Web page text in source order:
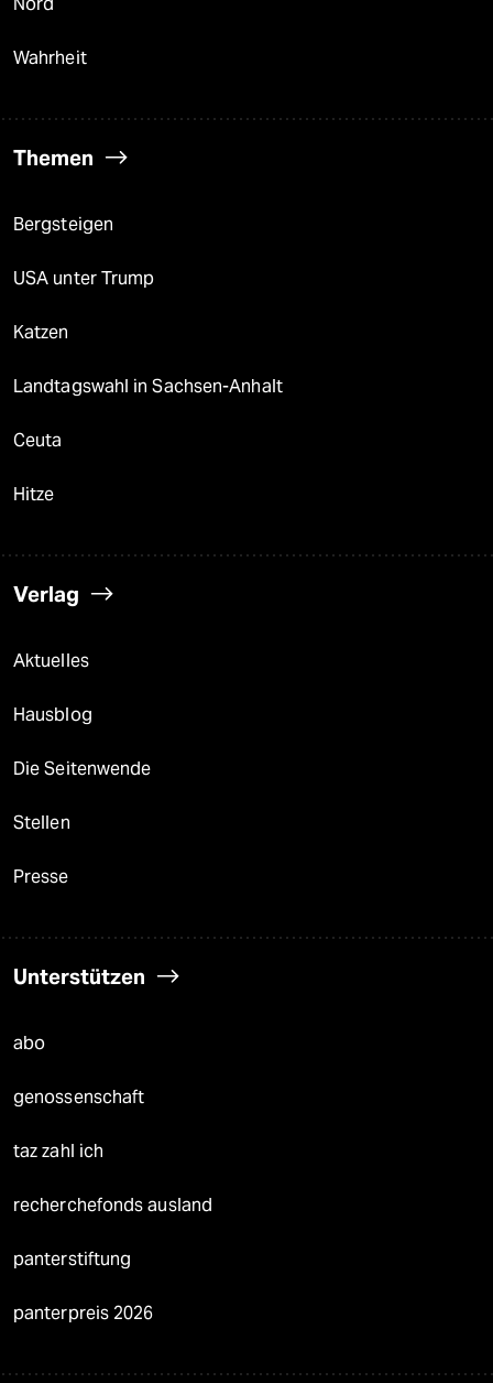
Wahrheit
Themen
Bergsteigen
USA unter Trump
Katzen
Landtagswahl in Sachsen-Anhalt
Ceuta
Hitze
Verlag
Aktuelles
Hausblog
Die Seitenwende
Stellen
Presse
Unterstützen
abo
genossenschaft
taz zahl ich
recherchefonds ausland
panterstiftung
panterpreis 2026